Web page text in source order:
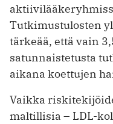
Tutkimustulosten
tärkeää, että vain
satunnaistetusta
aikana koettujen
Vaikka
maltillisia – LDL-